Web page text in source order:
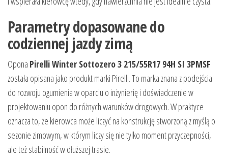
Parametry dopasowane do
codziennej jazdy zimą
Opona Pirelli Winter Sottozero 3 215/55R17 94H SI 3PMSF
została opisana jako produkt marki Pirelli. To marka znana z podejścia
do rozwoju ogumienia w oparciu o inżynierię i doświadczenie w
projektowaniu opon do różnych warunków drogowych. W praktyce
oznacza to, że kierowca może liczyć na konstrukcję stworzoną z myślą o
sezonie zimowym, w którym liczy się nie tylko moment przyczepności,
ale też stabilność w dłuższej trasie.